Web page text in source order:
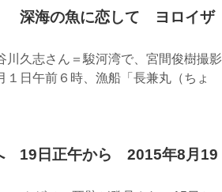
深海の魚に恋して ヨロイザ
久志さん＝駿河湾で、宮間俊樹撮影
日午前６時、漁船「長兼丸（ちょ
19日正午から 2015年8月19